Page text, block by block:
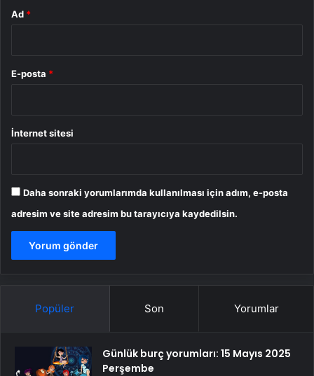
Ad *
E-posta *
İnternet sitesi
Daha sonraki yorumlarımda kullanılması için adım, e-posta
adresim ve site adresim bu tarayıcıya kaydedilsin.
Popüler Son Yorumlar
Günlük burç yorumları: 15 Mayıs 2025
Perşembe